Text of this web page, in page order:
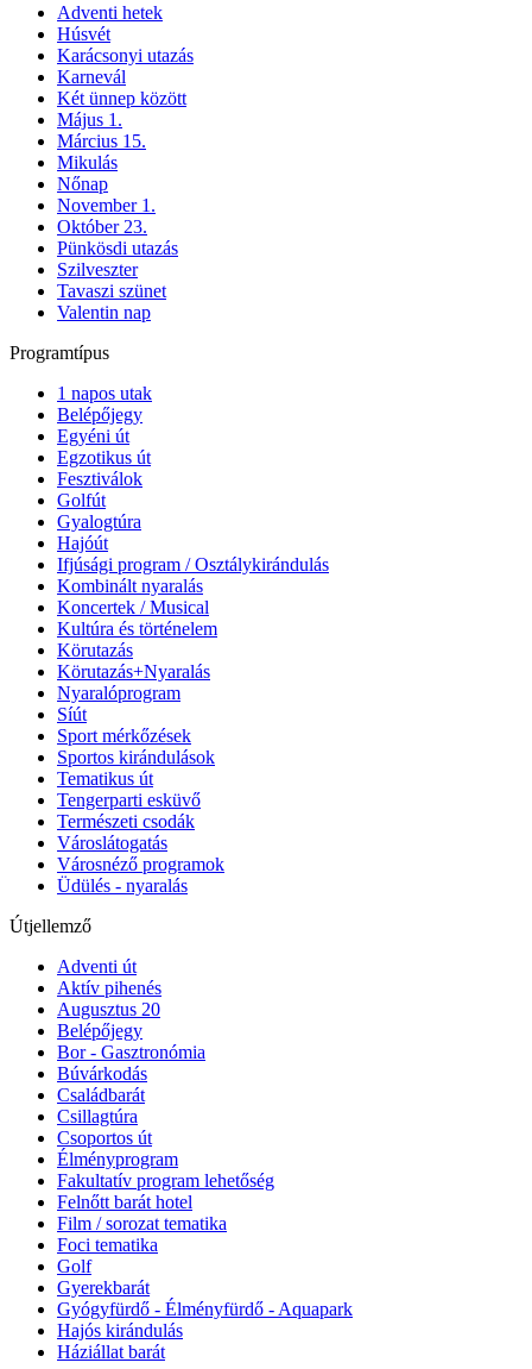
Adventi hetek
Húsvét
Karácsonyi utazás
Karnevál
Két ünnep között
Május 1.
Március 15.
Mikulás
Nőnap
November 1.
Október 23.
Pünkösdi utazás
Szilveszter
Tavaszi szünet
Valentin nap
Programtípus
1 napos utak
Belépőjegy
Egyéni út
Egzotikus út
Fesztiválok
Golfút
Gyalogtúra
Hajóút
Ifjúsági program / Osztálykirándulás
Kombinált nyaralás
Koncertek / Musical
Kultúra és történelem
Körutazás
Körutazás+Nyaralás
Nyaralóprogram
Síút
Sport mérkőzések
Sportos kirándulások
Tematikus út
Tengerparti esküvő
Természeti csodák
Városlátogatás
Városnéző programok
Üdülés - nyaralás
Útjellemző
Adventi út
Aktív pihenés
Augusztus 20
Belépőjegy
Bor - Gasztronómia
Búvárkodás
Családbarát
Csillagtúra
Csoportos út
Élményprogram
Fakultatív program lehetőség
Felnőtt barát hotel
Film / sorozat tematika
Foci tematika
Golf
Gyerekbarát
Gyógyfürdő - Élményfürdő - Aquapark
Hajós kirándulás
Háziállat barát